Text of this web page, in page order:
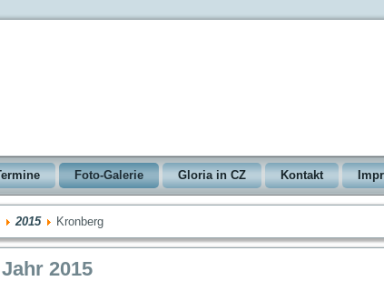
Foto-Galerie Gloria in CZ Kontakt
2015 Kronberg
2015